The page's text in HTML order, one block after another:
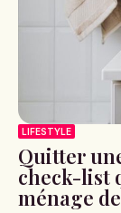
LIFESTYLE
Quitter
check-list
ménage